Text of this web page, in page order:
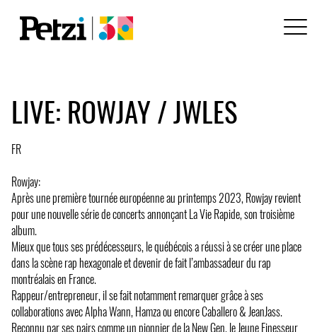
LIVE: ROWJAY / JWLES
FR
Rowjay:
Après une première tournée européenne au printemps 2023, Rowjay revient
pour une nouvelle série de concerts annonçant La Vie Rapide, son troisième
album.
Mieux que tous ses prédécesseurs, le québécois a réussi à se créer une place
dans la scène rap hexagonale et devenir de fait l’ambassadeur du rap
montréalais en France.
Rappeur/entrepreneur, il se fait notamment remarquer grâce à ses
collaborations avec Alpha Wann, Hamza ou encore Caballero & JeanJass.
Reconnu par ses pairs comme un pionnier de la New Gen, le Jeune Finesseur